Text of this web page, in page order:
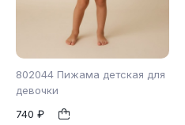
802044 Пижама детская для
девочки
740 ₽
110 116